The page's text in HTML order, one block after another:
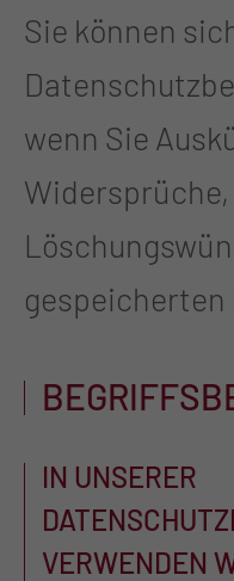
Sie können
wenn Sie
gespeicherten
IN UNSERER
VERWENDEN